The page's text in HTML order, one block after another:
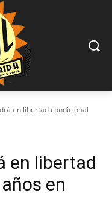
en libertad condicional
en libertad
en